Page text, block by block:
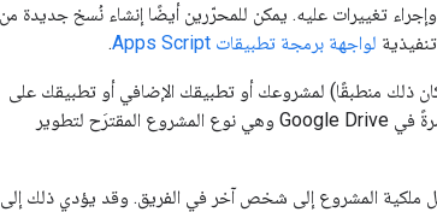
تغييرات عليه. يمكن للمحرّرين أيضًا إنشاء نُسخ جديدة من
لواجهة برمجة تطبيقات Apps Script .
كان ذلك منطبقًا) لمشروعك أو تطبيقك الإضافي أو تطبيقك على
هي الأسهل من حيث التعاون، لأنّها تظهر مباشرةً في Google Drive وهي نوع المشروع المقترَح لتطوير
ملكية المشروع إلى شخص آخر في الفريق. وقد يؤدي ذلك إلى